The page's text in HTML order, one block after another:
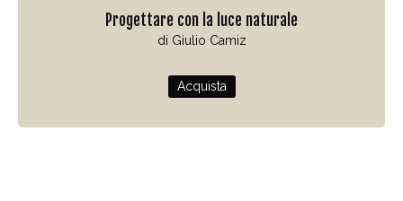
Progettare con la luce naturale
di Giulio Camiz
Acquista